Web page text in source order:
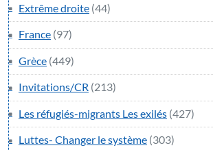
Extrême droite (44)
France (97)
Grèce (449)
Invitations/CR (213)
Les réfugiés-migrants Les exilés (427)
Luttes- Changer le système (303)